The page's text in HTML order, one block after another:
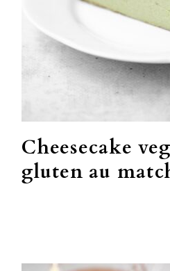
Cheesecake
gluten au